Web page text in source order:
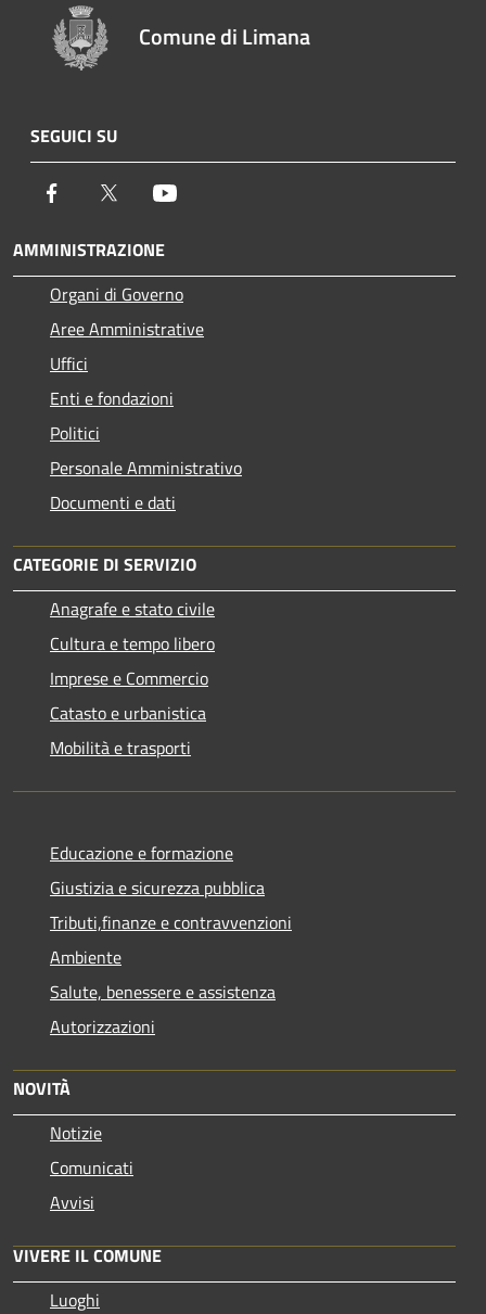
Comune di Limana
SEGUICI SU
Facebook Twitter
AMMINISTRAZIONE
Organi di Governo
Aree Amministrative
Uffici
Enti e fondazioni
Politici
Personale Amministrativo
Documenti e dati
CATEGORIE DI SERVIZIO
Anagrafe e stato civile
Cultura e tempo libero
Imprese e Commercio
Catasto e urbanistica
Mobilità e trasporti
Educazione e formazione
Giustizia e sicurezza pubblica
Tributi,finanze e contravvenzioni
Ambiente
Salute, benessere e assistenza
Autorizzazioni
NOVITÀ
Notizie
Comunicati
Avvisi
VIVERE IL COMUNE
Luoghi